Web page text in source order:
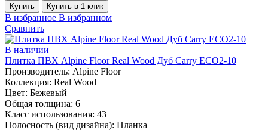
Купить Купить в 1 клик
В избранное В избранном
Сравнить
В наличии
Плитка ПВХ Alpine Floor Real Wood Дуб Carry ECO2-10
Производитель: Alpine Floor
Коллекция: Real Wood
Цвет: Бежевый
Общая толщина: 6
Класс использования: 43
Полосность (вид дизайна): Планка